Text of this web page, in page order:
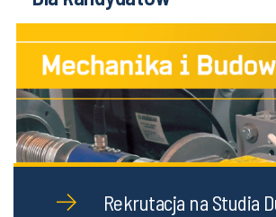
Rekrutacja na Studia